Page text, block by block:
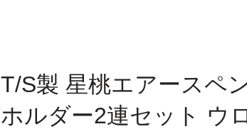
T/S製 星桃エアースペ
ホルダー2連セット ウ